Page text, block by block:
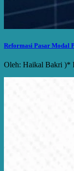
Reformasi Pasar Modal
Oleh: Haikal Bakri )*